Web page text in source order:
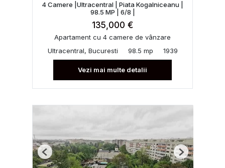
4 Camere |Ultracentral | Piata Kogalniceanu |
98.5 MP | 6/8 |
135,000 €
Apartament cu 4 camere de vânzare
Ultracentral, Bucuresti
98.5 mp 1939
Vezi mai multe detalii
Previous Next